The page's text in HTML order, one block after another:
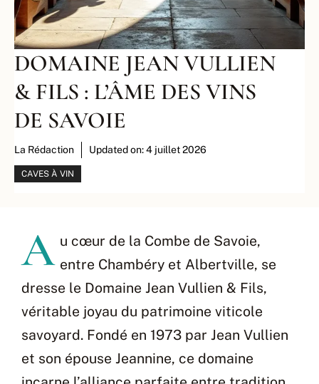
DOMAINE JEAN VULLIEN
& FILS : L’ÂME DES VINS
DE SAVOIE
La Rédaction Updated on:4 juillet 2026
CAVES À VIN
A u cœur de la Combe de Savoie,
entre Chambéry et Albertville, se
dresse le Domaine Jean Vullien & Fils,
véritable joyau du patrimoine viticole
savoyard. Fondé en 1973 par Jean Vullien
et son épouse Jeannine, ce domaine